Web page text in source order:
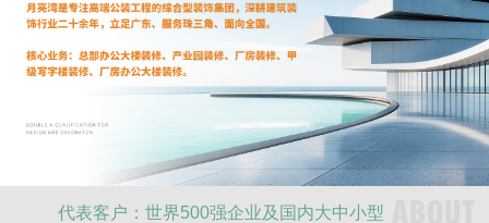
代表客户：世界500强企业及国内大中小型